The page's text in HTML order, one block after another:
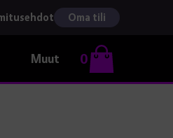
Oma tili
Muut 0